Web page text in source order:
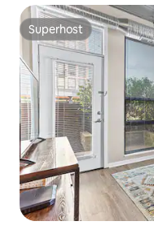
Superhost
Superhost